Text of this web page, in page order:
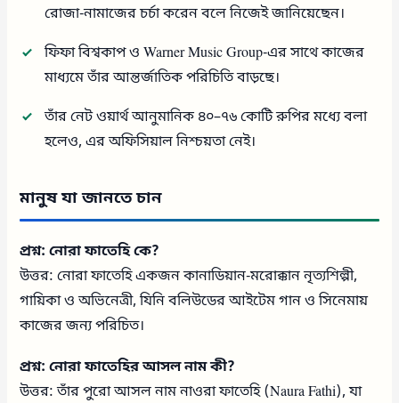
রোজা-নামাজের চর্চা করেন বলে নিজেই জানিয়েছেন।
ফিফা বিশ্বকাপ ও Warner Music Group-এর সাথে কাজের
মাধ্যমে তাঁর আন্তর্জাতিক পরিচিতি বাড়ছে।
তাঁর নেট ওয়ার্থ আনুমানিক ৪০–৭৬ কোটি রুপির মধ্যে বলা
হলেও, এর অফিসিয়াল নিশ্চয়তা নেই।
মানুষ যা জানতে চান
প্রশ্ন: নোরা ফাতেহি কে?
উত্তর: নোরা ফাতেহি একজন কানাডিয়ান-মরোক্কান নৃত্যশিল্পী,
গায়িকা ও অভিনেত্রী, যিনি বলিউডের আইটেম গান ও সিনেমায়
কাজের জন্য পরিচিত।
প্রশ্ন: নোরা ফাতেহির আসল নাম কী?
উত্তর: তাঁর পুরো আসল নাম নাওরা ফাতেহি (Naura Fathi), যা